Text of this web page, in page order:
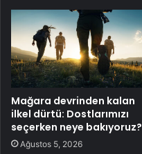
Mağara devrinden kalan
ilkel dürtü: Dostlarımızı
seçerken neye bakıyoruz?
Ağustos 5, 2026